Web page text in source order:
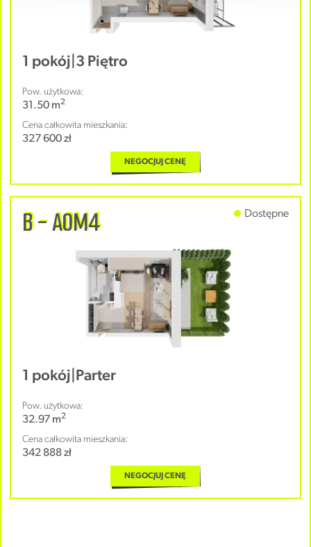
1 pokój 3 Piętro
Pow. użytkowa:
31.50 m2
Cena całkowita mieszkania:
327 600 zł
NEGOCJUJ CENĘ
B - A0M4 Dostępne
1 pokój Parter
Pow. użytkowa:
32.97 m2
Cena całkowita mieszkania:
342 888 zł
NEGOCJUJ CENĘ